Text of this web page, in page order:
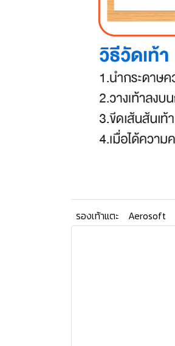
รองเท้าแตะ Aerosoft